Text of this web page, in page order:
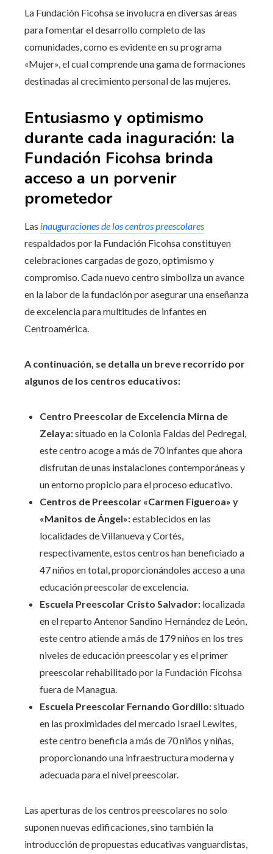
La Fundación Ficohsa se involucra en diversas áreas
para fomentar el desarrollo completo de las
comunidades, como es evidente en su programa
«Mujer», el cual comprende una gama de formaciones
destinadas al crecimiento personal de las mujeres.
Entusiasmo y optimismo
durante cada inaguración: la
Fundación Ficohsa brinda
acceso a un porvenir
prometedor
Las inauguraciones de los centros preescolares
respaldados por la Fundación Ficohsa constituyen
celebraciones cargadas de gozo, optimismo y
compromiso. Cada nuevo centro simboliza un avance
en la labor de la fundación por asegurar una enseñanza
de excelencia para multitudes de infantes en
Centroamérica.
A continuación, se detalla un breve recorrido por
algunos de los centros educativos:
Centro Preescolar de Excelencia Mirna de
Zelaya:situado en la Colonia Faldas del Pedregal,
este centro acoge a más de 70 infantes que ahora
disfrutan de unas instalaciones contemporáneas y
un entorno propicio para el proceso educativo.
Centros de Preescolar «Carmen Figueroa» y
«Manitos de Ángel»:establecidos en las
localidades de Villanueva y Cortés,
respectivamente, estos centros han beneficiado a
47 niños en total, proporcionándoles acceso a una
educación preescolar de excelencia.
Escuela Preescolar Cristo Salvador: localizada
en el reparto Antenor Sandino Hernández de León,
este centro atiende a más de 179 niños en los tres
niveles de educación preescolar y es el primer
preescolar rehabilitado por la Fundación Ficohsa
fuera de Managua.
Escuela Preescolar Fernando Gordillo:situado
en las proximidades del mercado Israel Lewites,
este centro beneficia a más de 70 niños y niñas,
proporcionando una infraestructura moderna y
adecuada para el nivel preescolar.
Las aperturas de los centros preescolares no solo
suponen nuevas edificaciones, sino también la
introducción de propuestas educativas vanguardistas,